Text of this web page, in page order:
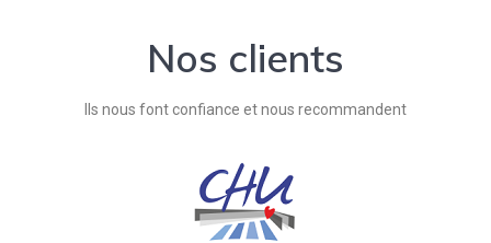
Nos clients
Ils nous font confiance et nous recommandent